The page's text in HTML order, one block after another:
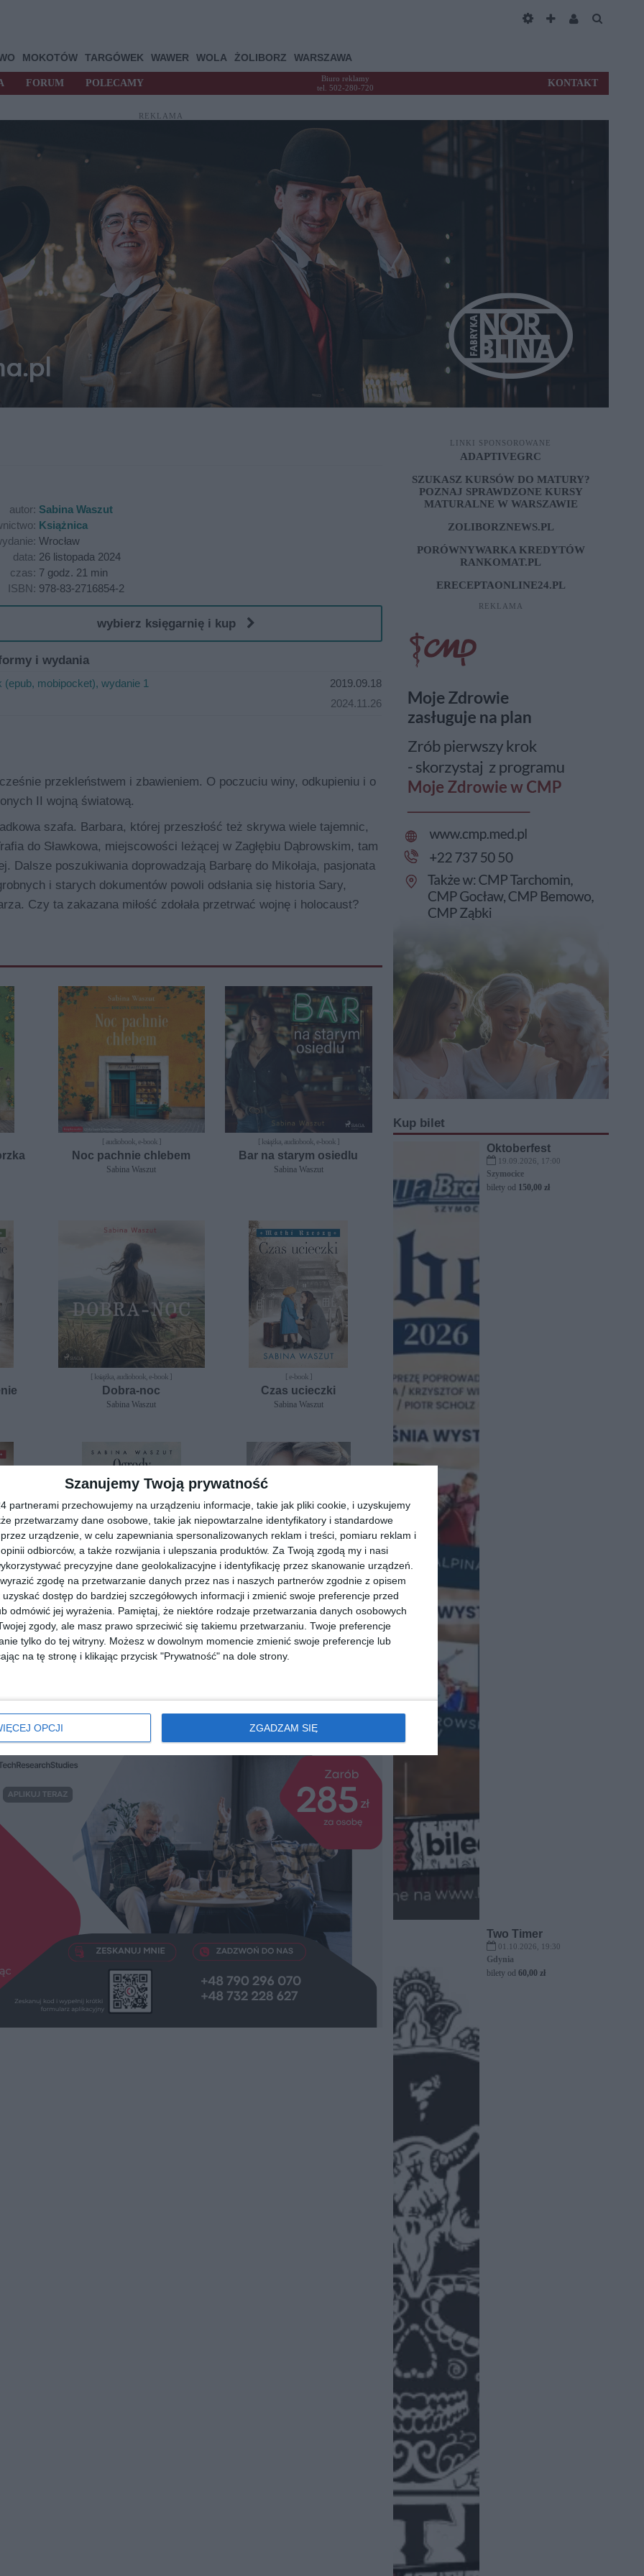
Szanujemy Twoją prywatność
partnerami przechowujemy na urządzeniu informacje, takie jak pliki cookie, i uzyskujemy
przetwarzamy dane osobowe, takie jak niepowtarzalne identyfikatory i standardowe
przez urządzenie, w celu zapewniania spersonalizowanych reklam i treści, pomiaru reklam i
odbiorców, a także rozwijania i ulepszania produktów. Za Twoją zgodą my i nasi
precyzyjne dane geolokalizacyjne i identyfikację przez skanowanie urządzeń.
zgodę na przetwarzanie danych przez nas i naszych partnerów zgodnie z opisem
dostęp do bardziej szczegółowych informacji i zmienić swoje preferencje przed
odmówić jej wyrażenia.
Pamiętaj, że niektóre rodzaje przetwarzania danych osobowych
zgody, ale masz prawo sprzeciwić się takiemu przetwarzaniu. Twoje preferencje
tylko do tej witryny. Możesz w dowolnym momencie zmienić swoje preferencje lub
na tę stronę i klikając przycisk "Prywatność" na dole strony.
OPCJI ZGADZAM SIĘ
MOKOTÓW TARGÓWEK WAWER WOLA ŻOLIBORZ WARSZAWA
FORUM POLECAMY
Biuro reklamy
tel. 502-280-720
KONTAKT
REKLAMA
autor: Sabina Waszut
Książnica
Wrocław
data: 26 listopada 2024
czas: 7 godz. 21 min
ISBN: 978-83-2716854-2
wybierz księgarnię i kup
i wydania
(epub, mobipocket), wydanie 1
2019.09.18
2024.11.26
przekleństwem i zbawieniem. O poczuciu winy, odkupieniu i o
II wojną światową.
szafa. Barbara, której przeszłość też skrywa wiele tajemnic,
do Sławkowa, miejscowości leżącej w Zagłębiu Dąbrowskim, tam
Dalsze poszukiwania doprowadzają Barbarę do Mikołaja, pasjonata
i starych dokumentów powoli odsłania się historia Sary,
Czy ta zakazana miłość zdołała przetrwać wojnę i holocaust?
[ audiobook, e-book ]
Noc pachnie chlebem
Sabina Waszut
[ książka, audiobook, e-book ]
Bar na starym osiedlu
Sabina Waszut
[ książka, audiobook, e-book ]
Dobra-noc
Sabina Waszut
[ e-book ]
Czas ucieczki
Sabina Waszut
[ e-book ]
Ogrody na popiołach.
Powieść o powojennym
obozie, o którym milczała
historia
Sabina Waszut
[ e-book ]
Pod stepowym niebem
Sabina Waszut
LINKI SPONSOROWANE
ADAPTIVEGRC
SZUKASZ KURSÓW DO MATURY?
POZNAJ SPRAWDZONE KURSY
MATURALNE W WARSZAWIE
ZOLIBORZNEWS.PL
PORÓWNYWARKA KREDYTÓW
RANKOMAT.PL
ERECEPTAONLINE24.PL
REKLAMA
Kup bilet
Oktoberfest
19.09.2026, 17:00
Szymocice
bilety od 150,00 zł
Two Timer
01.10.2026, 19:30
Gdynia
bilety od 60,00 zł